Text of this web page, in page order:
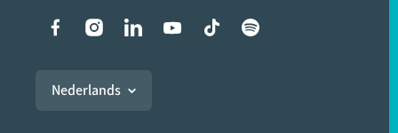
Liens vers les réseaux
Nederlands